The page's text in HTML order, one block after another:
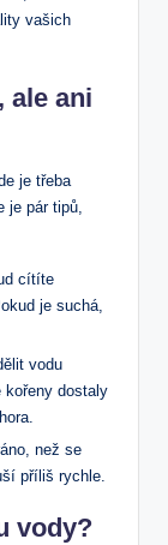
vašich
ale ani
je třeba
je pár tipů,
cítíte
je suchá,
vodu
kořeny dostaly
než se
příliš rychle.
vody?